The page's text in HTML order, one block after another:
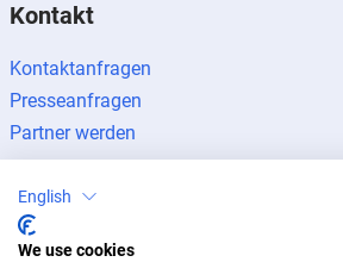
Kontakt
Kontaktanfragen
Presseanfragen
Partner werden
English
We use cookies